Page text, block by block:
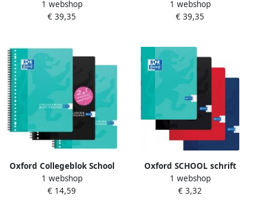
spiraalschrift 180
bladzijden ft 17 6 × 25 cm
1 webshop
€ 39,35
spiraalschrift 180
bladzijden ft 17 6 × 25 cm
1 webshop
€ 39,35
Oxford Collegeblok School
A4 lijn 23-gaats 160
pagina's 80gr voordeelpak
1 webshop
€ 14,59
Oxford SCHOOL schrift
geassorteerde kleuren ft A5
120 bladzijden commercieel
1 webshop
€ 3,32